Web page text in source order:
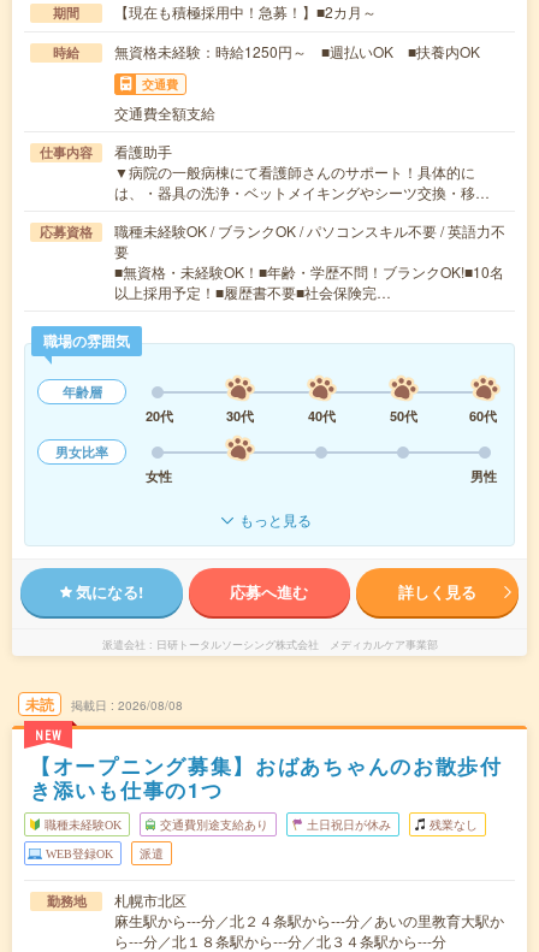
期間 【現在も積極採用中！急募！】■2カ月～
時給 無資格未経験：時給1250円～ ■週払いOK ■扶養内OK
交通費
交通費全額支給
仕事内容
看護助手
▼病院の一般病棟にて看護師さんのサポート！具体的に
は、・器具の洗浄・ベットメイキングやシーツ交換・移…
応募資格
職種未経験OK / ブランクOK / パソコンスキル不要 / 英語力不
要
■無資格・未経験OK！■年齢・学歴不問！ブランクOK!■10名
以上採用予定！■履歴書不要■社会保険完…
職場の雰囲気
年齢層
20代
30代 40代 50代
60代
男女比率
女性
男性
もっと見る
気になる! 応募へ進む 詳しく見る
派遣会社 日研トータルソーシング株式会社 メディカルケア事業部
未読
NEW
掲載日 2026/08/08
【オープニング募集】おばあちゃんのお散歩付
き添いも仕事の1つ
職種未経験OK 交通費別途支給あり 土日祝日が休み 残業なし
WEB登録OK 派遣
勤務地
札幌市北区
麻生駅から---分／北２４条駅から---分／あいの里教育大駅か
ら---分／北１８条駅から---分／北３４条駅から---分